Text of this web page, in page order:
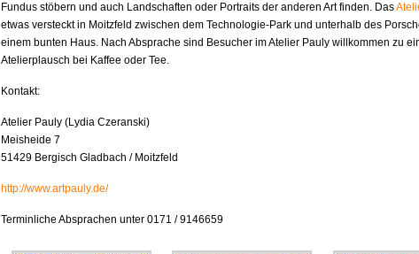
Fundus stöbern und auch Landschaften oder Portraits der anderen Art finden. Das
etwas versteckt in Moitzfeld zwischen dem Technologie-Park und unterhalb des
einem bunten Haus. Nach Absprache sind Besucher im Atelier Pauly willkommen zu
Atelierplausch bei Kaffee oder Tee.
Kontakt:
Atelier Pauly (Lydia Czeranski)
Meisheide 7
51429 Bergisch Gladbach / Moitzfeld
http://www.artpauly.de/
Terminliche Absprachen unter 0171 / 9146659